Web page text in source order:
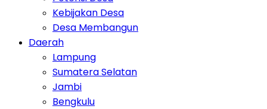
Kebijakan Desa
Desa Membangun
Daerah
Lampung
Sumatera Selatan
Jambi
Bengkulu